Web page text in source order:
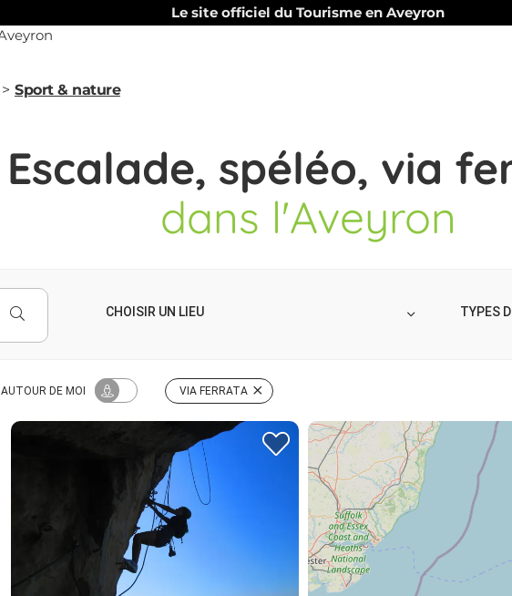
Le site officiel du Tourisme en Aveyron
Sport & nature
Escalade, spéléo, via
dans l'Aveyron
TYPES
AUTOUR DE MOI VIA FERRATA